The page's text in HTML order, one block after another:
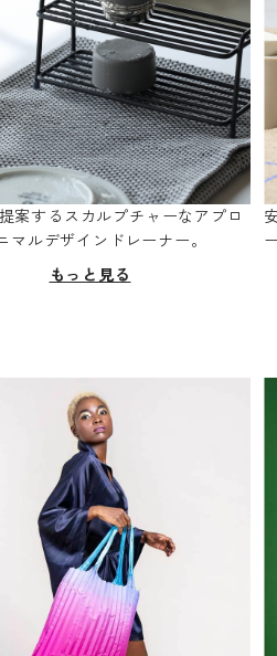
案するスカルプチャーなアプロ
マルデザインドレーナー。
もっと見る